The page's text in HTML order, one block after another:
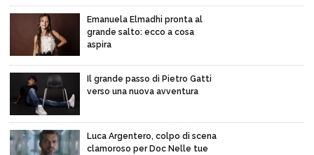
Emanuela Elmadhi pronta al
grande salto: ecco a cosa
aspira
Il grande passo di Pietro Gatti
verso una nuova avventura
Luca Argentero, colpo di scena
clamoroso per Doc Nelle tue